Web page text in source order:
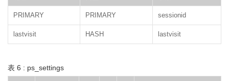
PRIMARY PRIMARY sessionid
lastvisit HASH lastvisit
表 6 : ps_settings